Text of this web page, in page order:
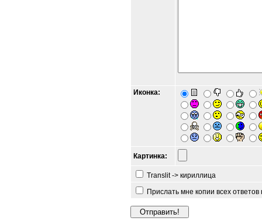
Иконка:
Картинка:
Translit -> кириллица
Прислать мне копии всех